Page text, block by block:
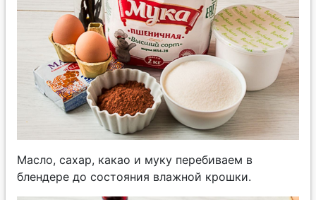
Масло, сахар, какао и муку перебиваем в
блендере до состояния влажной крошки.